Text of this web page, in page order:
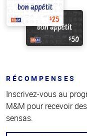
RÉCOMPENSES
Inscrivez-vous au
M&M pour recevoir
sensas.